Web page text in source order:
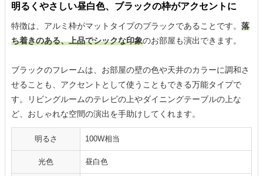
明るくやさしい昼白色、ブラックの枠がアクセントに
特徴は、アルミ枠がマットタイプのブラックであることです。 落
ち着きのある、上品でシックな印象のお部屋も演出できます。
ブラックのフレームは、お部屋の壁の色や天井のカラーに調和さ
せることも、アクセントとして使うこともできる万能タイプで
す。リビングルームのテレビの上やダイニングテーブルの上な
ど、おしゃれな空間の演出を手助けしてくれます。
明るさ 100W相当
光色 昼白色